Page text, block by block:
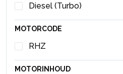
Diesel (Turbo)
MOTORCODE
RHZ
MOTORINHOUD